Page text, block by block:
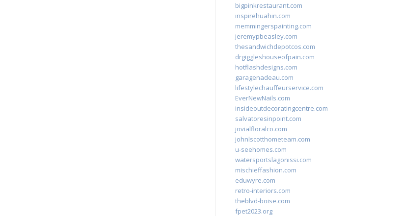
bigpinkrestaurant.com
inspirehuahin.com
memmingerspainting.com
jeremypbeasley.com
thesandwichdepotcos.com
drgiggleshouseofpain.com
hotflashdesigns.com
garagenadeau.com
lifestylechauffeurservice.com
EverNewNails.com
insideoutdecoratingcentre.com
salvatoresinpoint.com
jovialfloralco.com
johnlscotthometeam.com
u-seehomes.com
watersportslagonissi.com
mischieffashion.com
eduwyre.com
retro-interiors.com
theblvd-boise.com
fpet2023.org